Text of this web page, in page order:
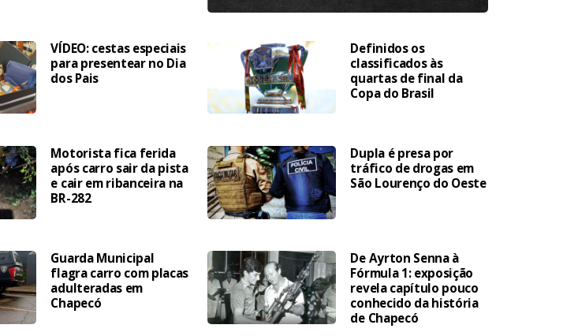
VÍDEO: cestas especiais
para presentear no Dia
dos Pais
Definidos os
classificados às
quartas de final da
Copa do Brasil
Motorista fica ferida
após carro sair da pista
e cair em ribanceira na
BR-282
Dupla é presa por
tráfico de drogas em
São Lourenço do Oeste
Guarda Municipal
flagra carro com placas
adulteradas em
Chapecó
De Ayrton Senna à
Fórmula 1: exposição
revela capítulo pouco
conhecido da história
de Chapecó